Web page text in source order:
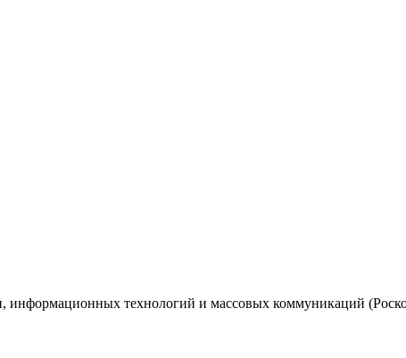
информационных технологий и массовых коммуникаций